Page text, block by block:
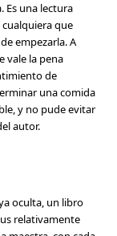
Es una lectura
que
empezarla. A
vale la pena
de
una comida
y no pude evitar
autor.
oculta, un libro
relativamente